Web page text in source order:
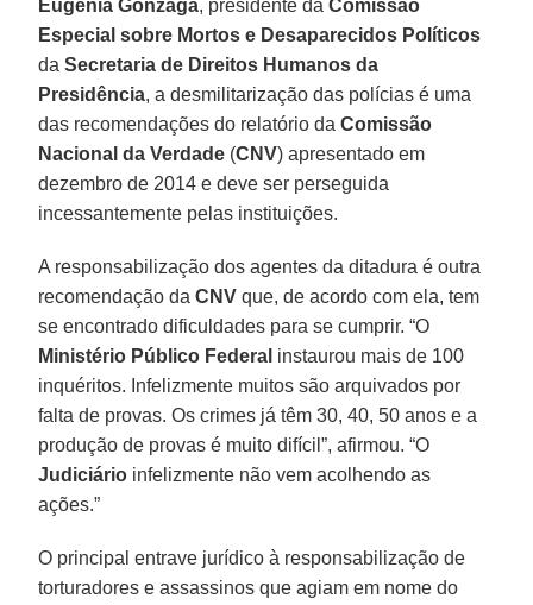
Eugênia Gonzaga, presidente daComissão
Especial sobre Mortos e Desaparecidos Políticos
daSecretaria de Direitos Humanos da
Presidência, a desmilitarização das polícias é uma
das recomendações do relatório daComissão
Nacional da Verdade (CNV) apresentado em
dezembro de 2014 e deve ser perseguida
incessantemente pelas instituições.
A responsabilização dos agentes da ditadura é outra
recomendação daCNV que, de acordo com ela, tem
se encontrado dificuldades para se cumprir. “O
Ministério Público Federal instaurou mais de 100
inquéritos. Infelizmente muitos são arquivados por
falta de provas. Os crimes já têm 30, 40, 50 anos e a
produção de provas é muito difícil”, afirmou. “O
Judiciário infelizmente não vem acolhendo as
ações.”
O principal entrave jurídico à responsabilização de
torturadores e assassinos que agiam em nome do